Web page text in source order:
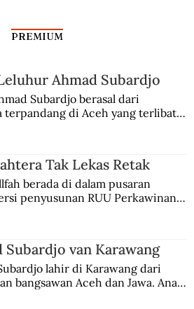
PREMIUM
Ahmad Subardjo
Subardjo berasal dari
terpandang di Aceh yang terlibat
Tak Lekas Retak
berada di dalam pusaran
penyusunan RUU Perkawinan.
Subardjo van Karawang
lahir di Karawang dari
bangsawan Aceh dan Jawa. Anak